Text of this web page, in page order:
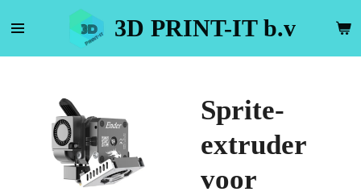
direct
3D PRINT-IT b.v
Sprite-
extruder
voor